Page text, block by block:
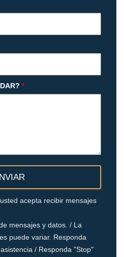
*
acepta recibir mensajes
mensajes y datos. / La
puede variar. Responda
/ Responda "Stop"